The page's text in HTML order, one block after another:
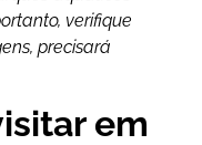
verifique
precisará
em